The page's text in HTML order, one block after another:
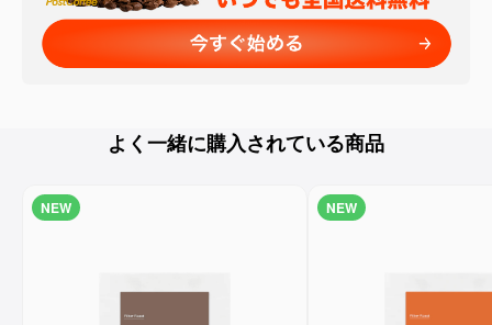
よく一緒に購入されている商品
NEW NEW